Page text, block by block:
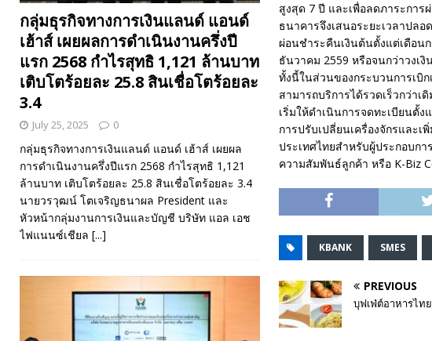
สูงสุด 7 ปี และเพื่อลดภาระกา
ธนาคารจึงเสนอระยะเวลาปล
ผ่อนชำระคืนเงินต้นตั้งแต่เดือน
ธันวาคม 2559 หรือจนกว่าวงเ
ทั้งนี้ในส่วนของกระบวนการเบิ
สามารถบริการได้รวดเร็วกว่า
เริ่มให้ดำเนินการจดทะเบียนตั้
การปรับเปลี่ยนเครื่องจักรและ
ประเทศไทยสำหรับผู้ประกอบกา
ความสัมพันธ์ลูกค้า หรือ K-Biz
KBANK SMES
PREVIOUS
บุฟเฟ่ต์อาหารไท
กลุ่มธุรกิจทางการเงินแลนด์ แอนด์
เฮ้าส์ เผยผลการดำเนินงานครึ่งปี
แรก 2568 กำไรสุทธิ 1,121 ล้านบาท
เติบโตร้อยละ 25.8 สินเชื่อโตร้อยละ
3.4
July 25, 2025 0
กลุ่มธุรกิจทางการเงินแลนด์ แอนด์ เฮ้าส์ เผยผล
การดำเนินงานครึ่งปีแรก 2568 กำไรสุทธิ 1,121
ล้านบาท เติบโตร้อยละ 25.8 สินเชื่อโตร้อยละ 3.4
นายวรวุฒน์ โตเจริญธนาผล President และ
หัวหน้ากลุ่มงานการเงินและบัญชี บริษัท แอล เอช
ไฟแนนซ์เชียล [...]